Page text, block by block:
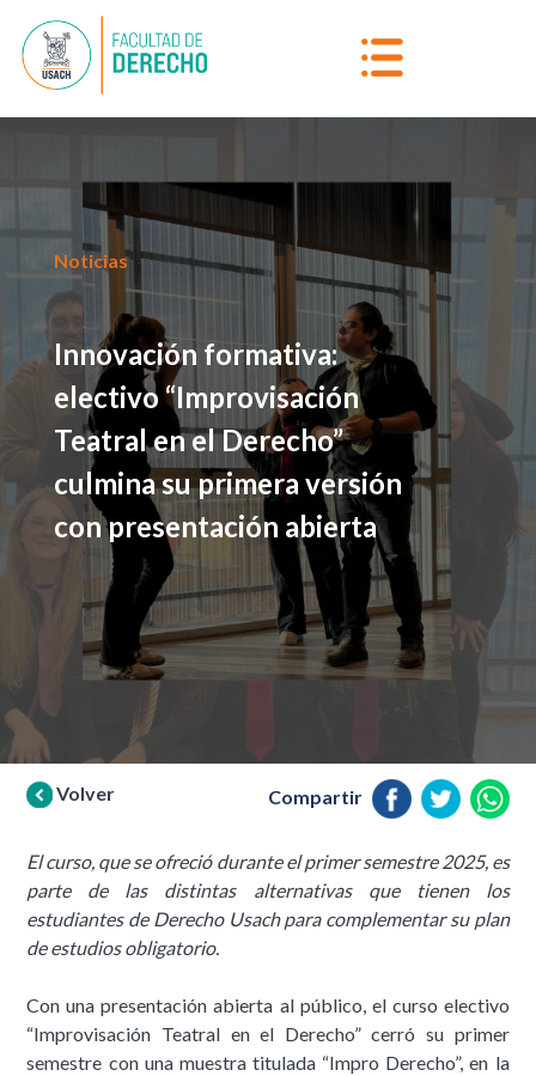
Noticias
Innovación formativa:
electivo “Improvisación
Teatral en el Derecho”
culmina su primera versión
con presentación abierta
Volver Compartir
El curso, que se ofreció durante el primer semestre 2025, es
parte de las distintas alternativas que tienen los
estudiantes de Derecho Usach para complementar su plan
de estudios obligatorio.
Con una presentación abierta al público, el curso electivo
“Improvisación Teatral en el Derecho” cerró su primer
semestre con una muestra titulada “Impro Derecho”, en la